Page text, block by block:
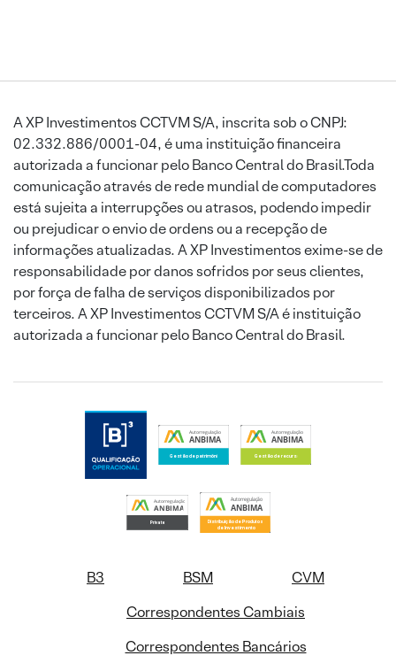
A XP Investimentos CCTVM S/A, inscrita sob o CNPJ:
02.332.886/0001-04, é uma instituição financeira
autorizada a funcionar pelo Banco Central do Brasil.Toda
comunicação através de rede mundial de computadores
está sujeita a interrupções ou atrasos, podendo impedir
ou prejudicar o envio de ordens ou a recepção de
informações atualizadas. A XP Investimentos exime-se de
responsabilidade por danos sofridos por seus clientes,
por força de falha de serviços disponibilizados por
terceiros. A XP Investimentos CCTVM S/A é instituição
autorizada a funcionar pelo Banco Central do Brasil.
B3 BSM
CVM
Correspondentes Cambiais
Correspondentes Bancários